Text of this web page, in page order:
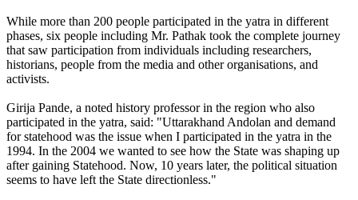
While more than 200 people participated in the yatra in different
phases, six people including Mr. Pathak took the complete journey
that saw participation from individuals including researchers,
historians, people from the media and other organisations, and
activists.
Girija Pande, a noted history professor in the region who also
participated in the yatra, said: "Uttarakhand Andolan and demand
for statehood was the issue when I participated in the yatra in the
1994. In the 2004 we wanted to see how the State was shaping up
after gaining Statehood. Now, 10 years later, the political situation
seems to have left the State directionless."